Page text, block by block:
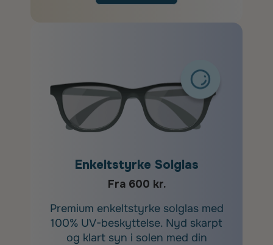
Enkeltstyrke Solglas
Fra 600 kr.
Premium enkeltstyrke solglas med
100% UV-beskyttelse. Nyd skarpt
og klart syn i solen med din